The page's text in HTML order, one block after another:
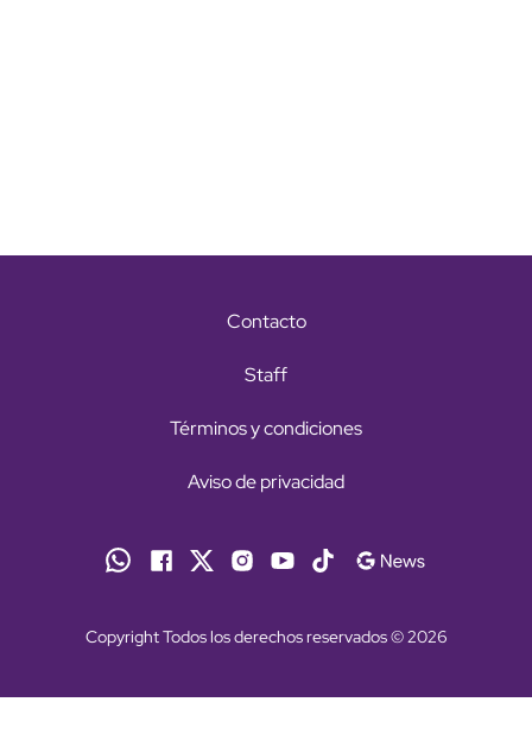
Contacto
Staff
Términos y condiciones
Aviso de privacidad
Copyright Todos los derechos reservados © 2026